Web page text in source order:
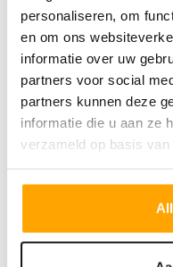
personaliseren, om
en om ons
informatie over uw
partners voor social
partners kunnen deze
informatie die u aan ze
verzameld op basis
Welkom in
verdiepingen
levendige Pieter
centraal station.